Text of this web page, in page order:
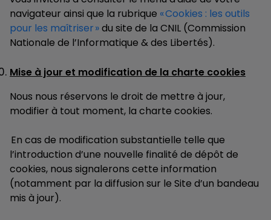
navigateur ainsi que la rubrique « Cookies : les outils
pour les maîtriser »du site de la CNIL (Commission
Nationale de l’Informatique & des Libertés).
Mise à jour et modification de la charte cookies
Nous nous réservons le droit de mettre à jour,
modifier à tout moment, la charte cookies.
En cas de modification substantielle telle que
l’introduction d’une nouvelle finalité de dépôt de
cookies, nous signalerons cette information
(notamment par la diffusion sur le Site d’un bandeau
mis à jour).